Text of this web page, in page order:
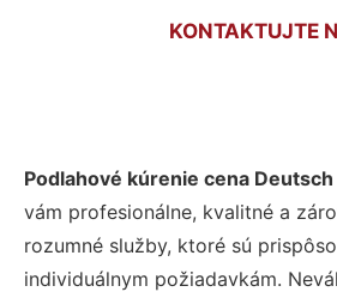
KONTAKTUJTE
Podlahové kúrenie cena Deutsch
vám profesionálne, kvalitné a
rozumné služby, ktoré sú
individuálnym požiadavkám.